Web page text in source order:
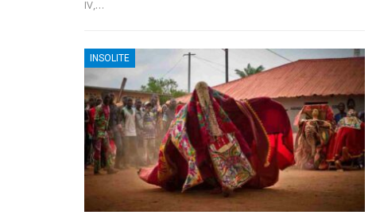
IV,…
INSOLITE